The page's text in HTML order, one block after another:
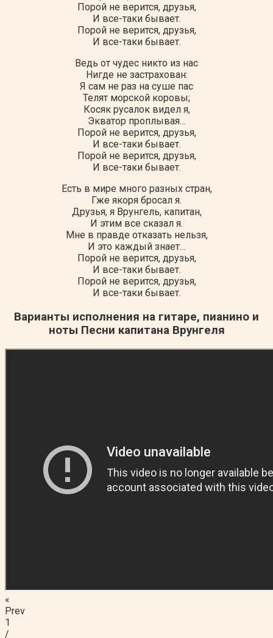
Порой не верится, друзья,
И все-таки бывает.
Порой не верится, друзья,
И все-таки бывает.
Ведь от чудес никто из нас
Нигде не застрахован:
Я сам не раз на суше пас
Телят морской коровы;
Косяк русалок видел я,
Экватор проплывая…
Порой не верится, друзья,
И все-таки бывает.
Порой не верится, друзья,
И все-таки бывает.
Есть в мире много разных стран,
Гже якоря бросал я.
Друзья, я Врунгель, капитан,
И этим все сказал я.
Мне в правде отказать нельзя,
И это каждый знает…
Порой не верится, друзья,
И все-таки бывает.
Порой не верится, друзья,
И все-таки бывает.
Варианты исполнения на гитаре, пианино и
ноты Песни капитана Врунгеля
«
Prev
1
/